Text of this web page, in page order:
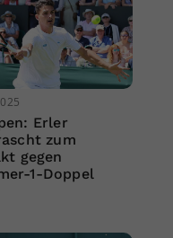
Erler
zum
gegen
1-Doppel